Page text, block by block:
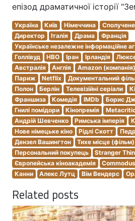
епізод драматичної історії
Україна Київ Німеччина
Директор
Італія Драма
Франція
Українське незалежне інформаційне
Голлівуд
HBO Іран Ірландія
Австралія
Англія Amazon (компанія)
Париж
Netflix Документальний
Полон
Берлін Телевізійні серіали
Франшиза
Комедія IMDb Борис
Гнилі помідори
Кінопремія
Андрій Шевченко
Римська імперія
Нове німецьке кіно
Рідлі Скотт
Дензел Вашингтон
Тихе місце (фільм)
Персональний покупець
Stranger
Європейська кіноакадемія
Commodus
Канни
Алекс Лутц Вім Вендерс
Related posts